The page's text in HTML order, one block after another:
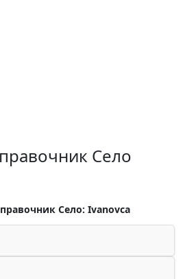
Село
Село: Ivanovca